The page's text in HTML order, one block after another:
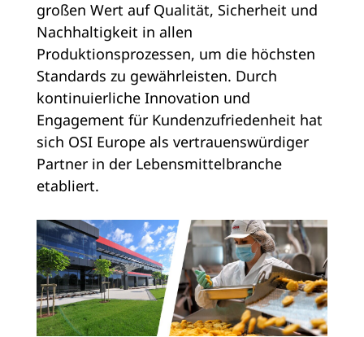
großen Wert auf Qualität, Sicherheit und
Nachhaltigkeit in allen
Produktionsprozessen, um die höchsten
Standards zu gewährleisten. Durch
kontinuierliche Innovation und
Engagement für Kundenzufriedenheit hat
sich OSI Europe als vertrauenswürdiger
Partner in der Lebensmittelbranche
etabliert.